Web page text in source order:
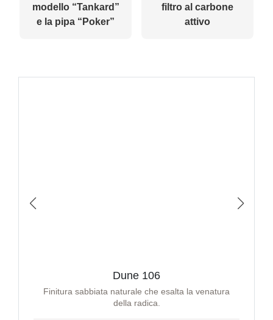
modello “Tankard”
e la pipa “Poker”
filtro al carbone
attivo
Dune 106
Finitura sabbiata naturale che esalta la venatura
della radica.